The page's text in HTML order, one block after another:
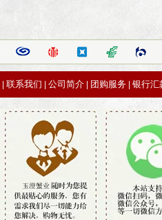
联系我们 公司简介 团购服务 银行汇